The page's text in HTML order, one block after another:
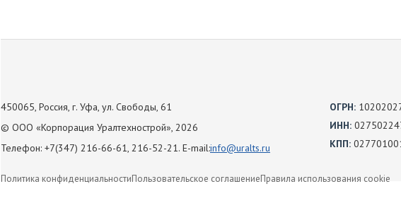
450065, Россия, г. Уфа, ул. Свободы, 61
© ООО «Корпорация Уралтехнострой», 2026
Телефон: +7(347) 216-66-61, 216-52-21. E-mail:info@uralts.ru
ОГРН:
ИНН:
КПП:
Политика конфиденциальностиПользовательское соглашениеПравила использования cookie